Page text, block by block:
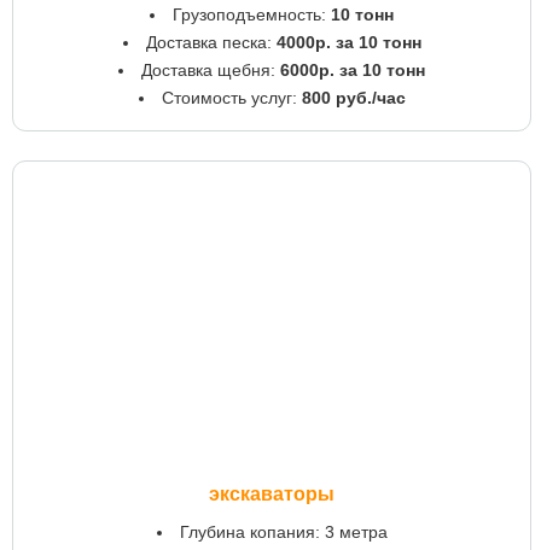
Грузоподъемность: 10 тонн
Доставка песка: 4000р. за 10 тонн
Доставка щебня: 6000р. за 10 тонн
Стоимость услуг: 800 руб./час
экскаваторы
Глубина копания: 3 метра